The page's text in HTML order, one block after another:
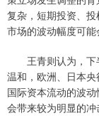
复杂，短期投资、
市场的波动幅度可能
王青则认为，下
温和，欧洲、日本
国际资本流动的波
会带来较为明显的冲